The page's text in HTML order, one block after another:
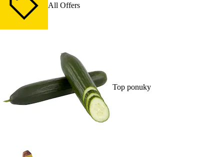
All Offers
Top ponuky